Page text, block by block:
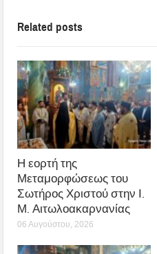
Related posts
Η εορτή της
Μεταμορφώσεως του
Σωτήρος Χριστού στην Ι.
Μ. Αιτωλοακαρνανίας
06 Αυγούστου, 2026